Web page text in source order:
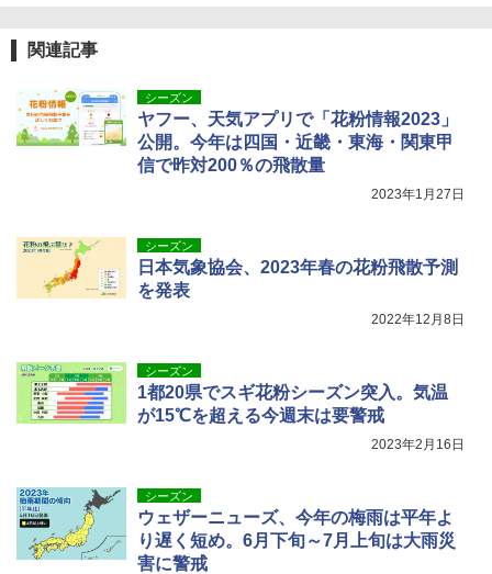
関連記事
シーズン
ヤフー、天気アプリで「花粉情報2023」
公開。今年は四国・近畿・東海・関東甲
信で昨対200％の飛散量
2023年1月27日
シーズン
日本気象協会、2023年春の花粉飛散予測
を発表
2022年12月8日
シーズン
1都20県でスギ花粉シーズン突入。気温
が15℃を超える今週末は要警戒
2023年2月16日
シーズン
ウェザーニューズ、今年の梅雨は平年よ
り遅く短め。6月下旬～7月上旬は大雨災
害に警戒